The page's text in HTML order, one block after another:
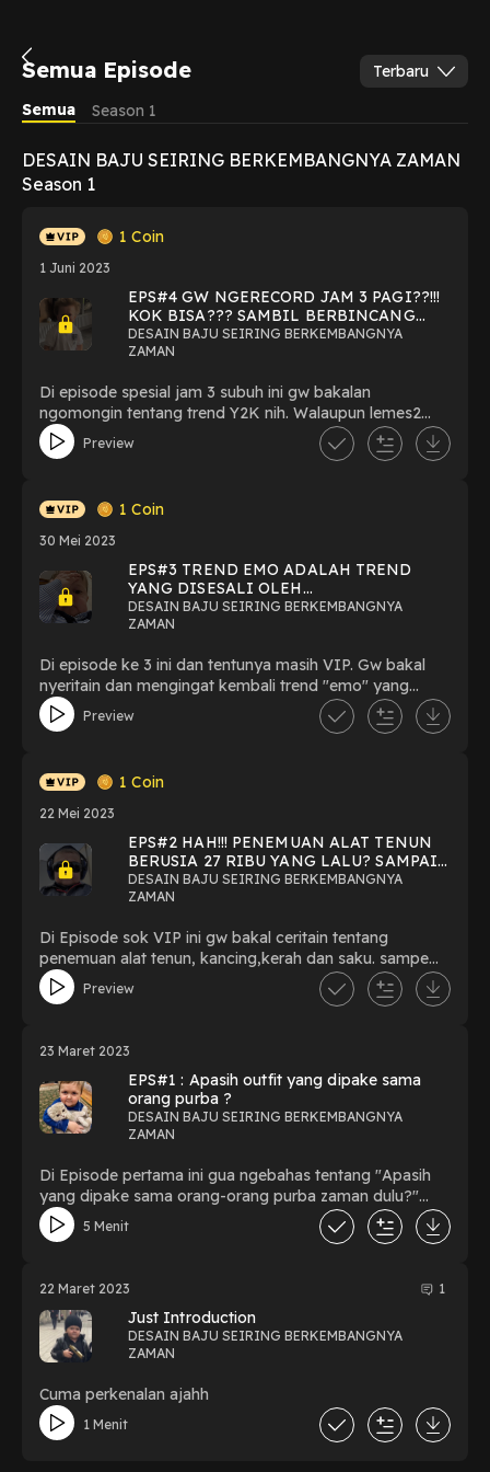
Semua Episode
Terbaru
Semua
Season 1
DESAIN BAJU SEIRING BERKEMBANGNYA ZAMAN
Season 1
1 Coin
1 Juni 2023
EPS#4 GW NGERECORD JAM 3 PAGI??!!!
KOK BISA??? SAMBIL BERBINCANG
SANTAI TENTANG TREND Y2K?
DESAIN BAJU SEIRING BERKEMBANGNYA
ZAMAN
Di episode spesial jam 3 subuh ini gw bakalan
ngomongin tentang trend Y2K nih. Walaupun lemes2
tapi masih GACOR!
Preview
1 Coin
30 Mei 2023
EPS#3 TREND EMO ADALAH TREND
YANG DISESALI OLEH
PENGIKUTNYA??? KOK BISA??? .
DESAIN BAJU SEIRING BERKEMBANGNYA
ZAMAN
Di episode ke 3 ini dan tentunya masih VIP. Gw bakal
nyeritain dan mengingat kembali trend "emo" yang
sangat cringe yang dulu sempat meledak pada tahun
2010.
Preview
1 Coin
22 Mei 2023
EPS#2 HAH!!! PENEMUAN ALAT TENUN
BERUSIA 27 RIBU YANG LALU? SAMPAI
ELVIS "CUTBRAY" PRESLEY
DESAIN BAJU SEIRING BERKEMBANGNYA
ZAMAN
Di Episode sok VIP ini gw bakal ceritain tentang
penemuan alat tenun, kancing,kerah dan saku. sampe
ngomongin tentang Elvis "Cutbreh" Presley yang sangat
iconic dimasanya
Preview
23 Maret 2023
EPS#1 : Apasih outfit yang dipake sama
orang purba ?
DESAIN BAJU SEIRING BERKEMBANGNYA
ZAMAN
Di Episode pertama ini gua ngebahas tentang "Apasih
yang dipake sama orang-orang purba zaman dulu?"
apakah mereka bugil?, atau malah sudah ada Calvin
Klein?. Yang kepo langsung aja dengerin. Cusss
5 Menit
22 Maret 2023 1
Just Introduction
DESAIN BAJU SEIRING BERKEMBANGNYA
ZAMAN
Cuma perkenalan ajahh
1 Menit